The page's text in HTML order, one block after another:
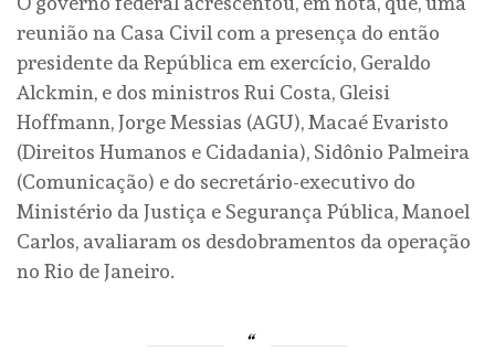
reunião na Casa Civil com a presença do então
presidente da República em exercício, Geraldo
Alckmin, e dos ministros Rui Costa, Gleisi
Hoffmann, Jorge Messias (AGU), Macaé Evaristo
(Direitos Humanos e Cidadania), Sidônio Palmeira
(Comunicação) e do secretário-executivo do
Ministério da Justiça e Segurança Pública, Manoel
Carlos, avaliaram os desdobramentos da operação
no Rio de Janeiro.